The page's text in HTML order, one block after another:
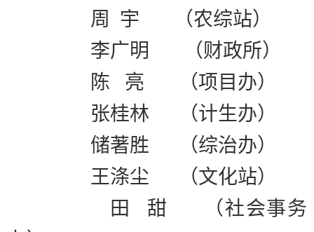
周
宇
（农综站）
李广明
（财政所）
陈
亮
（项目办）
张桂林
（计生办）
储著胜
（综治办）
王涤尘
（文化站）
田
甜
（社会事务